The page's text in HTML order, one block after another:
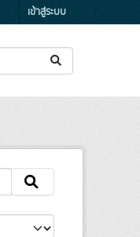
เข้าสู่ระบบ